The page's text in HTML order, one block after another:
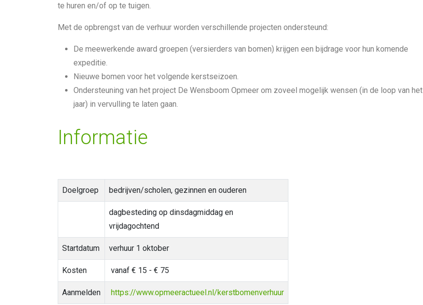
te huren en/of op te tuigen.
Met de opbrengst van de verhuur worden verschillende projecten ondersteund:
De meewerkende award groepen (versierders van bomen) krijgen een bijdrage voor hun komende
expeditie.
Nieuwe bomen voor het volgende kerstseizoen.
Ondersteuning van het project De Wensboom Opmeer om zoveel mogelijk wensen (in de loop van het
jaar) in vervulling te laten gaan.
Informatie
Doelgroep bedrijven/scholen, gezinnen en ouderen
dagbesteding op dinsdagmiddag en
vrijdagochtend
Startdatum verhuur 1 oktober
Kosten vanaf € 15 - € 75
Aanmelden https://www.opmeeractueel.nl/kerstbomenverhuur